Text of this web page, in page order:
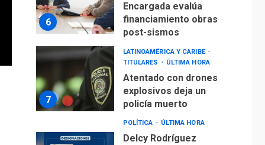
6
Encargada evalúa
financiamiento obras
post-sismos
7
LATINOAMÉRICA Y CARIBE
TITULARES
ÚLTIMA HORA
Atentado con drones
explosivos deja un
policía muerto
POLÍTICA ÚLTIMA HORA
Delcy Rodríguez